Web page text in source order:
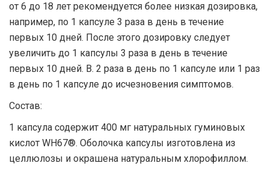
от 6 до 18 лет рекомендуется более низкая дозировка,
например, по 1 капсуле 3 раза в день в течение
первых 10 дней. После этого дозировку следует
увеличить до 1 капсулы 3 раза в день в течение
первых 10 дней. B. 2 раза в день по 1 капсуле или 1 раз
в день по 1 капсуле до исчезновения симптомов.
Состав:
1 капсула содержит 400 мг натуральных гуминовых
кислот WH67®. Оболочка капсулы изготовлена ​​из
целлюлозы и окрашена натуральным хлорофиллом.